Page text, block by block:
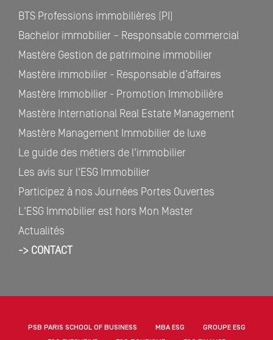
BTS Professions immobilières (PI)
Bachelor immobilier – Responsable commercial
Mastère Gestion de patrimoine immobilier
Mastère immobilier - Responsable d’affaires
Mastère Immobilier - Promotion Immobilière
Mastère International Real Estate Management
Mastère Management Immobilier de luxe
Le guide des métiers de l'immobilier
Les avis sur l'ESG Immobilier
Participez à nos Journées Portes Ouvertes
L'ESG Immobilier est hors Mon Master
Actualités
-> CONTACT
PSB PARIS SCHOOL OF BUSINESS MBA ESG
GROUPE ESG